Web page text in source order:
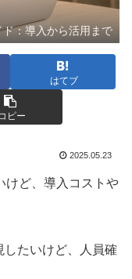
：導入から活用まで
はてブ
コピー
2025.05.23
けど、導入コストや
したいけど、人員確